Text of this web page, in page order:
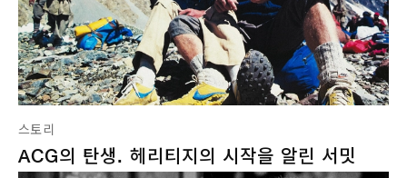
스토리
ACG의 탄생. 헤리티지의 시작을 알린 서밋